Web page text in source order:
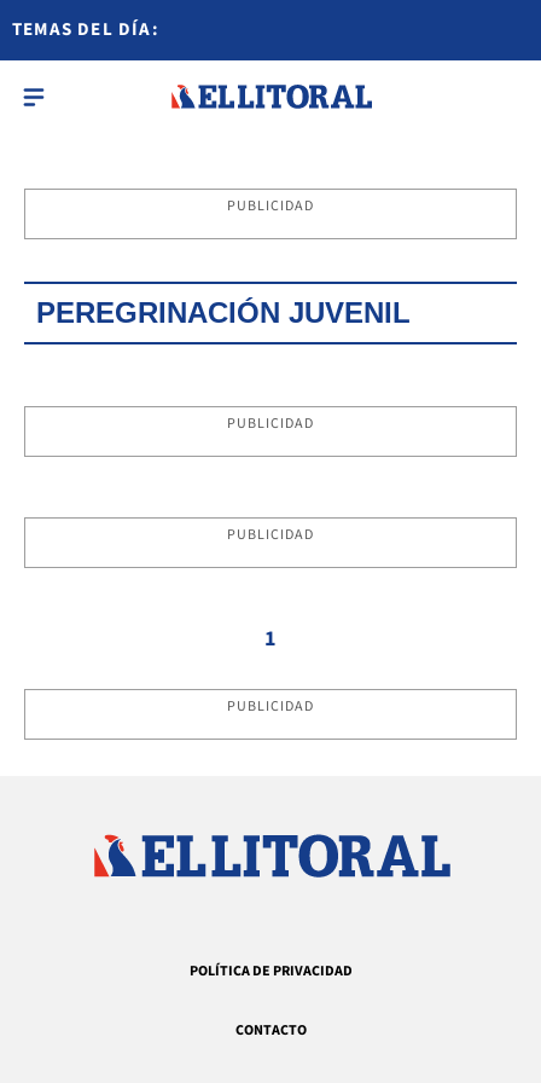
TEMAS DEL DÍA:
PUBLICIDAD
PEREGRINACIÓN JUVENIL
PUBLICIDAD
PUBLICIDAD
1
PUBLICIDAD
POLÍTICA DE PRIVACIDAD
CONTACTO